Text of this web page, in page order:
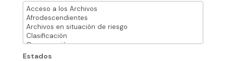
Estados